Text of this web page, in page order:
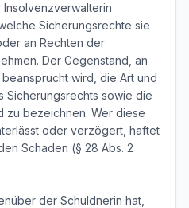
Sicherungsrechte sie
an Rechten der
Der Gegenstand, an
wird, die Art und
Sicherungsrechts sowie die
zu bezeichnen. Wer diese
oder verzögert, haftet
Schaden (§ 28 Abs. 2
der Schuldnerin hat,